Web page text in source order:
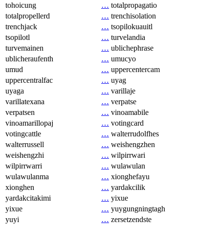
tohoicung
… totalpropagatio
totalpropellerd
… trenchisolation
trenchjack
… tsopilokuauitl
tsopilotl
… turvelandia
turvemainen
… ublichephrase
ublicheraufenth
… umucyo
umud
… uppercentercam
uppercentralfac
… uyag
uyaga
… varillaje
varillatexana
… verpatse
verpatsen
… vinoamabile
vinoamarillopaj
… votingcard
votingcattle
… walterrudolfhes
walterrussell
… weishengzhen
weishengzhi
… wilpirrwari
wilpirrwarri
… wulawulan
wulawulanma
… xionghefayu
xionghen
… yardakcilik
yardakcitakimi
… yixue
yixue
… yuygungningtagh
yuyi
… zersetzendste